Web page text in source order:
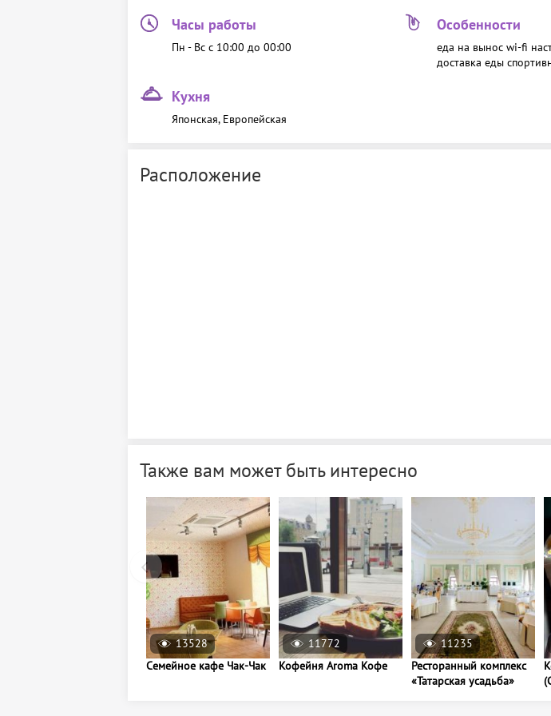
Часы работы
Пн - Вс c 10:00 до 00:00
Особенности
еда на вынос wi-fi
доставка еды
Кухня
Японская, Европейская
Расположение
Также вам может быть интересно
13528
Семейное кафе Чак-Чак
11772
Кофейня Aroma Кофе
11235
Ресторанный комплекс
«Татарская усадьба»